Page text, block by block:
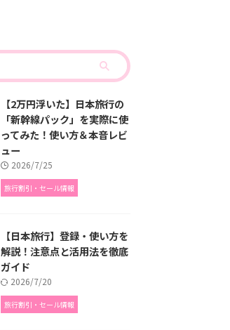
【2万円浮いた】日本旅行の
「新幹線パック」を実際に使
ってみた！使い方＆本音レビ
ュー
2026/7/25
旅行割引・セール情報
【日本旅行】登録・使い方を
解説！注意点と活用法を徹底
ガイド
2026/7/20
旅行割引・セール情報